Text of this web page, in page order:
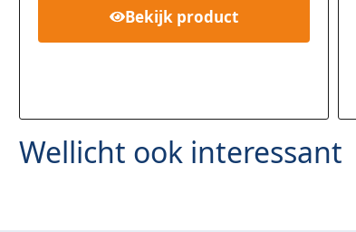
Bekijk product
Wellicht ook interessant